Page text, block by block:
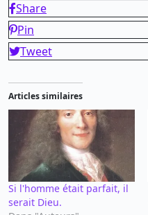
Share
Pin
Tweet
Articles similaires
Si l'homme était parfait, il
serait Dieu.